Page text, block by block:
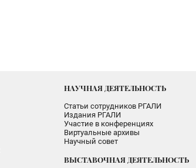
НАУЧНАЯ ДЕЯТЕЛЬНОСТЬ
Статьи сотрудников РГАЛИ
Издания РГАЛИ
Участие в конференциях
Виртуальные архивы
Научный совет
ВЫСТАВОЧНАЯ ДЕЯТЕЛЬНОСТЬ